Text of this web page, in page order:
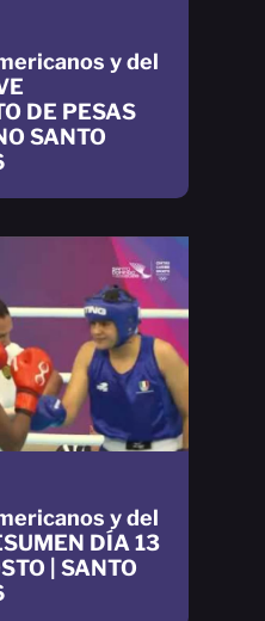
y del
DE PESAS
SANTO
y del
DÍA 13
| SANTO